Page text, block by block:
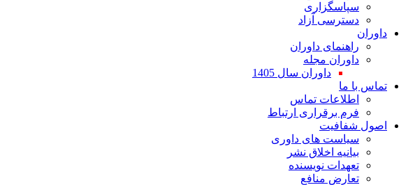
سپاسگزاری
دسترسی آزاد
داوران
راهنمای داوران
داوران مجله
داوران سال 1405
تماس با ما
اطلاعات تماس
فرم برقراری ارتباط
اصول شفافیت
سیاست های داوری
بیانیه اخلاق نشر
تعهدات نویسنده
تعارض منافع